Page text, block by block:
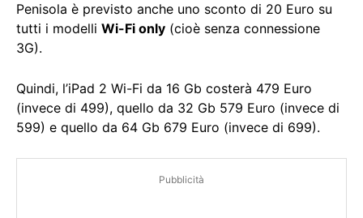
Penisola è previsto anche uno sconto di 20 Euro su
tutti i modelli Wi-Fi only (cioè senza connessione
3G).
Quindi, l’iPad 2 Wi-Fi da 16 Gb costerà 479 Euro
(invece di 499), quello da 32 Gb 579 Euro (invece di
599) e quello da 64 Gb 679 Euro (invece di 699).
Pubblicità